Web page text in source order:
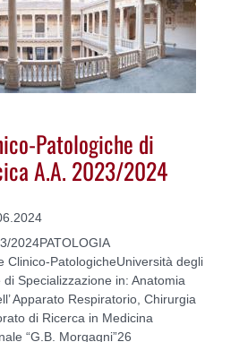
Patologiche di
A.A. 2023/2024
2024PATOLOGIA
Clinico-PatologicheUniversità degli
Specializzazione in: Anatomia
Apparato Respiratorio, Chirurgia
di Ricerca in Medicina
“G.B. Morgagni”26